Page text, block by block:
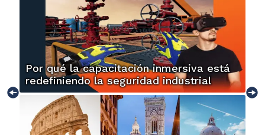
Por qué la capacitación inmersiva está
redefiniendo la seguridad industrial